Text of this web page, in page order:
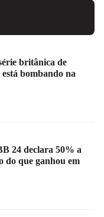
britânica de
está bombando na
24 declara 50% a
do que ganhou em